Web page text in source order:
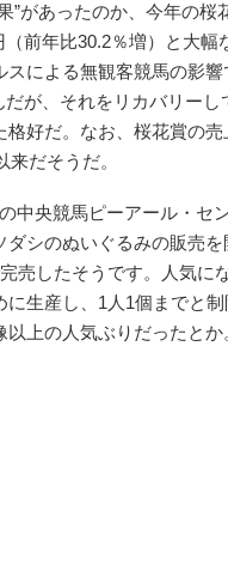
”があったのか、今年の桜
（前年比30.2％増）と大幅
スによる無観客競馬の影響
が、それをリカバリーし
格好だ。なお、桜花賞の売
来だそうだ。
中央競馬ピーアール・セ
ダシのぬいぐるみの販売
売したそうです。人気に
に生産し、1人1個までと
上の人気ぶりだったとか